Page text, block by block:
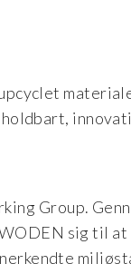
Group.
sig til